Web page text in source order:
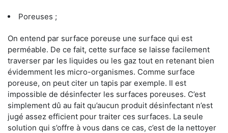
Poreuses ;
On entend par surface poreuse une surface qui est
perméable. De ce fait, cette surface se laisse facilement
traverser par les liquides ou les gaz tout en retenant bien
évidemment les micro-organismes. Comme surface
poreuse, on peut citer un tapis par exemple. Il est
impossible de désinfecter les surfaces poreuses. C’est
simplement dû au fait qu’aucun produit désinfectant n’est
jugé assez efficient pour traiter ces surfaces. La seule
solution qui s’offre à vous dans ce cas, c’est de la nettoyer